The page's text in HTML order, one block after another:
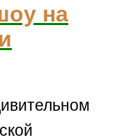
на